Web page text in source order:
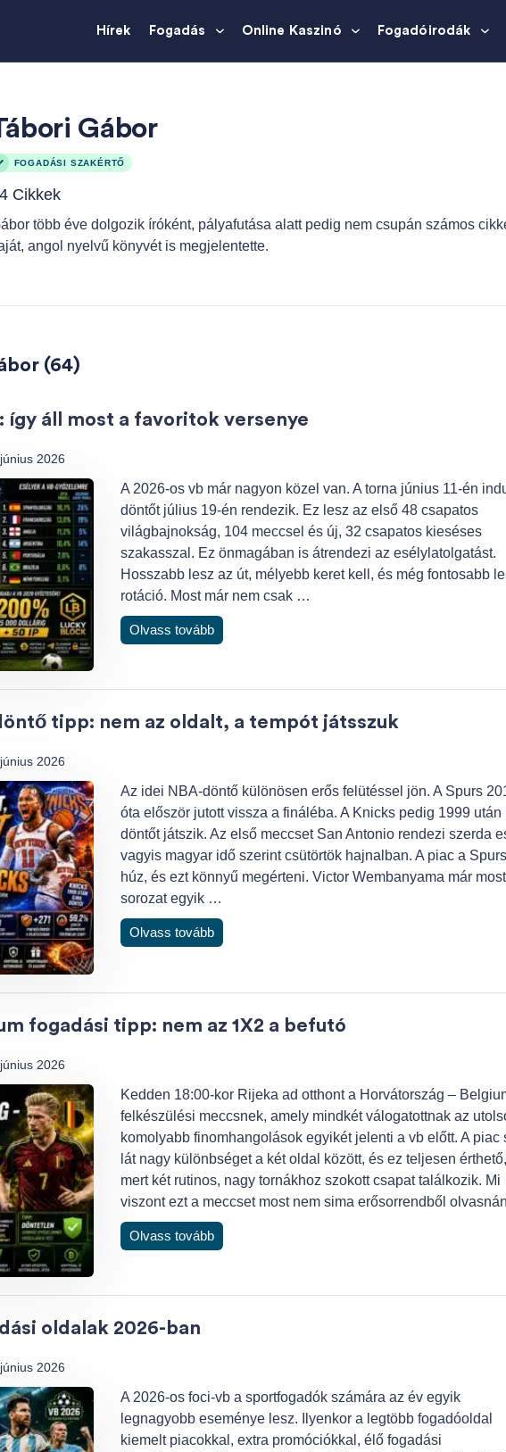
Hírek Fogadás Online Kaszinó Fogadóirodák
Gábor
FOGADÁSI SZAKÉRTŐ
Cikkek
több éve dolgozik íróként, pályafutása alatt pedig nem csupán számos
angol nyelvű könyvét is megjelentette.
(64)
így áll most a favoritok versenye
2026
A 2026-os vb már nagyon közel van. A torna június 11-én
döntőt július 19-én rendezik. Ez lesz az első 48 csapatos
világbajnokság, 104 meccsel és új, 32 csapatos kieséses
szakasszal. Ez önmagában is átrendezi az esélylatolgatást.
Hosszabb lesz az út, mélyebb keret kell, és még fontosabb
rotáció. Most már nem csak …
Olvass tovább
tipp: nem az oldalt, a tempót játsszuk
2026
Az idei NBA-döntő különösen erős felütéssel jön. A Spurs
óta először jutott vissza a fináléba. A Knicks pedig 1999 után
döntőt játszik. Az első meccset San Antonio rendezi szerda
vagyis magyar idő szerint csütörtök hajnalban. A piac a
húz, és ezt könnyű megérteni. Victor Wembanyama már
sorozat egyik …
Olvass tovább
fogadási tipp: nem az 1X2 a befutó
2026
Kedden 18:00-kor Rijeka ad otthont a Horvátország –
felkészülési meccsnek, amely mindkét válogatottnak az
komolyabb finomhangolások egyikét jelenti a vb előtt. A piac
lát nagy különbséget a két oldal között, és ez teljesen érthető,
mert két rutinos, nagy tornákhoz szokott csapat találkozik. Mi
viszont ezt a meccset most nem sima erősorrendből
Olvass tovább
oldalak 2026-ban
2026
A 2026-os foci-vb a sportfogadók számára az év egyik
legnagyobb eseménye lesz. Ilyenkor a legtöbb fogadóoldal
kiemelt piacokkal, extra promóciókkal, élő fogadási